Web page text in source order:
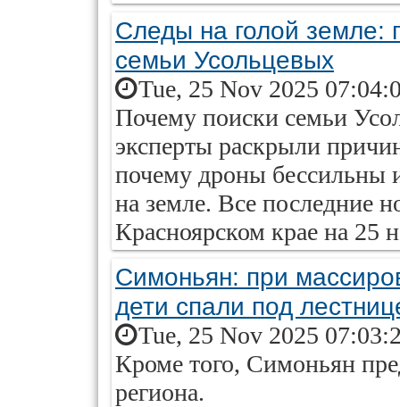
Следы на голой земле:
семьи Усольцевых
Tue, 25 Nov 2025
Почему поиски семьи
эксперты раскрыли
почему дроны бессильны
на земле. Все последние
Красноярском крае на 25
Симоньян: при
дети спали под
Tue, 25 Nov 2025
Кроме того, Симоньян
региона.